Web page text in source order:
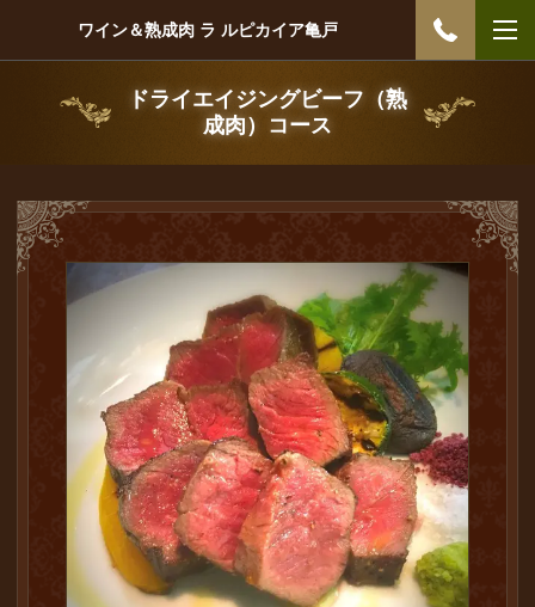
ワイン＆熟成肉 ラ ルピカイア亀戸
ドライエイジングビーフ（熟
成肉）コース